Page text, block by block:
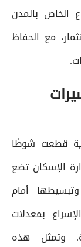
الخاص بالمدن
مع الحفاظ
قطعت شوطًا
الإسكان تضع
أمام
بمعدلات
وتمثل هذه